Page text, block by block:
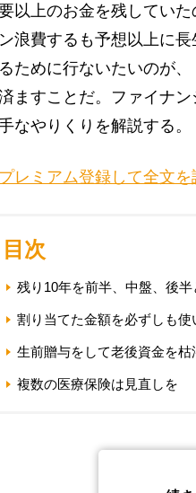
以上のお金を残してい
浪費するも予想以上に
ために行ないたいのが
ますことだ。ファイナ
手なやりくりを解説する。
レミアム登録して全文を
目次
残り10年を前半、中盤、後
割り当てた金額を必ずしも使
生前贈与をして老後資金を枯
複数の医療保険は見直しを